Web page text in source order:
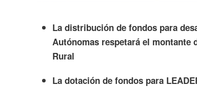
La distribución de fondos para
Autónomas respetará el montante
Rural
La dotación de fondos para